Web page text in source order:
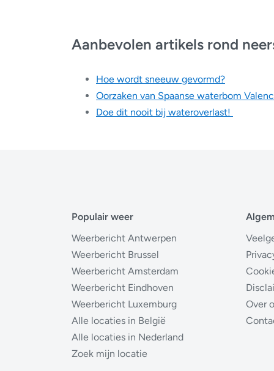
Aanbevolen artikels rond
Hoe wordt sneeuw gevormd?
Oorzaken van Spaanse waterbom
Doe dit nooit bij wateroverlast!
Populair weer
Weerbericht Antwerpen
Weerbericht Brussel
Weerbericht Amsterdam
Weerbericht Eindhoven
Weerbericht Luxemburg
Alle locaties in België
Alle locaties in Nederland
Zoek mijn locatie
Over